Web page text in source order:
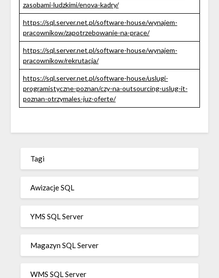
zasobami-ludzkimi/enova-kadry/
https://sql.server.net.pl/software-house/wynajem-
pracownikow/zapotrzebowanie-na-prace/
https://sql.server.net.pl/software-house/wynajem-
pracownikow/rekrutacja/
https://sql.server.net.pl/software-house/uslugi-
programistyczne-poznan/czy-na-outsourcing-uslug-it-
poznan-otrzymales-juz-oferte/
Tagi
Awizacje SQL
YMS SQL Server
Magazyn SQL Server
WMS SQL Server